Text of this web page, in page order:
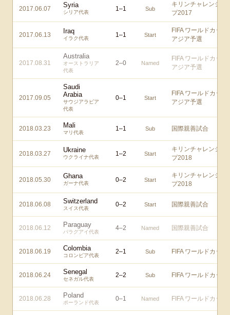
2017.06.07 Syria
シリア代表 1–1 Sub
キリンチャレンジカ
プ2017
2017.06.13 Iraq
イラク代表 1–1 Start
FIFA ワールドカップ
アジア予選
2017.08.31
Australia
オーストラリア
代表
2–0 Named
FIFA ワールドカップ
アジア予選
2017.09.05
Saudi
Arabia
サウジアラビア
代表
0–1 Start
FIFA ワールドカップ
アジア予選
2018.03.23 Mali
マリ代表
1–1 Sub 国際親善試合
2018.03.27 Ukraine
ウクライナ代表 1–2 Start
キリンチャレンジカ
プ2018
2018.05.30 Ghana
ガーナ代表 0–2 Start
キリンチャレンジカ
プ2018
2018.06.08 Switzerland
スイス代表
0–2 Start 国際親善試合
2018.06.12 Paraguay
パラグアイ代表
4–2 Named 国際親善試合
2018.06.19 Colombia
コロンビア代表
2–1 Sub FIFA ワールドカップ
2018.06.24 Senegal
セネガル代表
2–2 Sub FIFA ワールドカップ
2018.06.28 Poland
ポーランド代表
0–1 Named FIFA ワールドカップ